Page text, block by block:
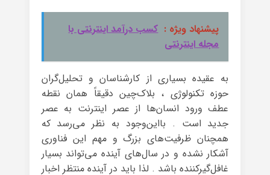
پیشنهاد ویژه : کسب درآمد اینترنتی با
مجله اینترنتی
به عقیده بسیاری از کارشناسان و تحلیل‌گران
حوزه تکنولوژی ، بلاک‌چین دقیقاً همان نقطه
عطف ورود انسان‌ها از عصر اینترنت به عصر
جدید است . بااین‌وجود به نظر می‌رسد که
همچنان ظرفیت‌های بزرگ و مهم این فناوری
آشکار نشده و در سال‌های آینده می‌تواند بسیار
غافل‌گیرکننده باشد . لذا باید در آینده منتظر اخبار